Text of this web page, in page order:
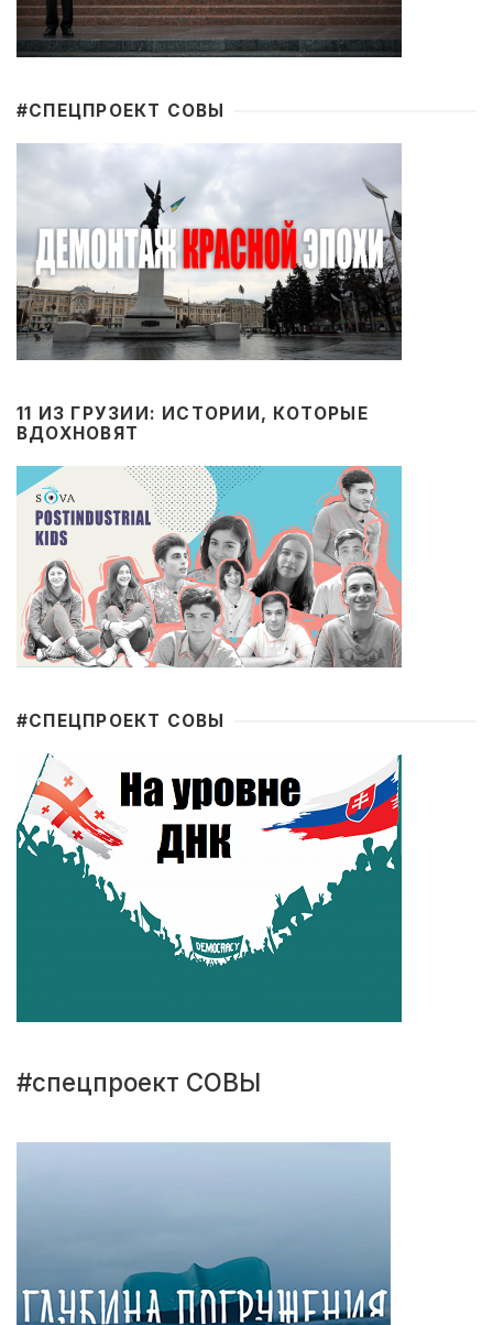
#CПЕЦПРОЕКТ СОВЫ
11 ИЗ ГРУЗИИ: ИСТОРИИ, КОТОРЫЕ
ВДОХНОВЯТ
#CПЕЦПРОЕКТ СОВЫ
#спецпроект СОВЫ